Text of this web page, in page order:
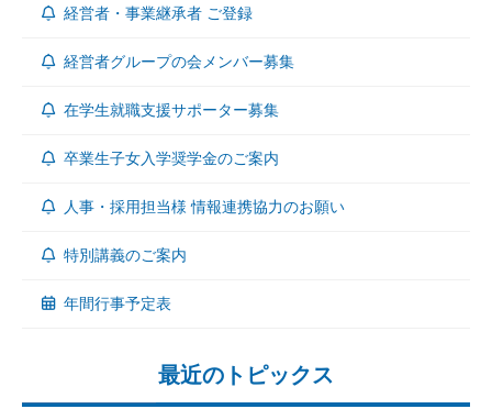
経営者・事業継承者 ご登録
経営者グループの会メンバー募集
在学生就職支援サポーター募集
卒業生子女入学奨学金のご案内
人事・採用担当様 情報連携協力のお願い
特別講義のご案内
年間行事予定表
最近のトピックス